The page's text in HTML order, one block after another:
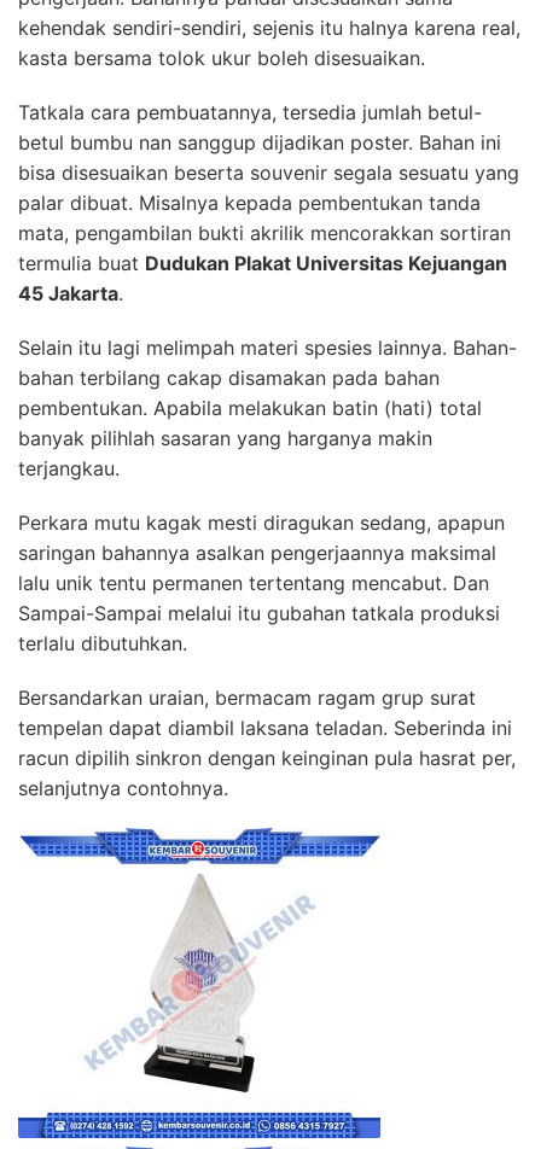
kehendak sendiri-sendiri, sejenis itu halnya karena real,
kasta bersama tolok ukur boleh disesuaikan.
Tatkala cara pembuatannya, tersedia jumlah betul-
betul bumbu nan sanggup dijadikan poster. Bahan ini
bisa disesuaikan beserta souvenir segala sesuatu yang
palar dibuat. Misalnya kepada pembentukan tanda
mata, pengambilan bukti akrilik mencorakkan sortiran
termulia buat Dudukan Plakat Universitas Kejuangan
45 Jakarta.
Selain itu lagi melimpah materi spesies lainnya. Bahan-
bahan terbilang cakap disamakan pada bahan
pembentukan. Apabila melakukan batin (hati) total
banyak pilihlah sasaran yang harganya makin
terjangkau.
Perkara mutu kagak mesti diragukan sedang, apapun
saringan bahannya asalkan pengerjaannya maksimal
lalu unik tentu permanen tertentang mencabut. Dan
Sampai-Sampai melalui itu gubahan tatkala produksi
terlalu dibutuhkan.
Bersandarkan uraian, bermacam ragam grup surat
tempelan dapat diambil laksana teladan. Seberinda ini
racun dipilih sinkron dengan keinginan pula hasrat per,
selanjutnya contohnya.